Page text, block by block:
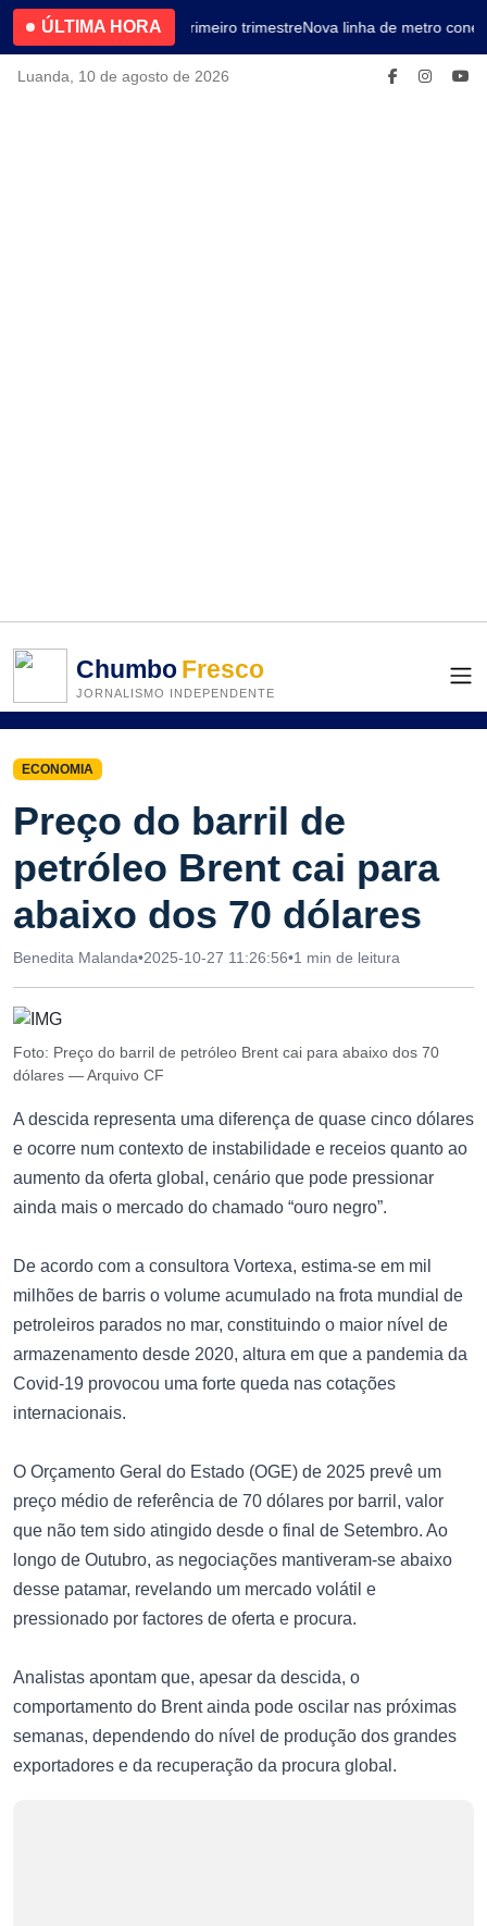
ÚLTIMA HORA4.2% no primeiro trimestreNova linha de metro
Luanda, 10 de agosto de 2026
ChumboFresco
JORNALISMO INDEPENDENTE
ECONOMIA
Preço do barril de
petróleo Brent cai para
abaixo dos 70 dólares
Benedita Malanda•2025-10-27 11:26:56•1 min de leitura
Foto: Preço do barril de petróleo Brent cai para abaixo dos 70
dólares — Arquivo CF
A descida representa uma diferença de quase cinco dólares
e ocorre num contexto de instabilidade e receios quanto ao
aumento da oferta global, cenário que pode pressionar
ainda mais o mercado do chamado “ouro negro”.
De acordo com a consultora Vortexa, estima-se em mil
milhões de barris o volume acumulado na frota mundial de
petroleiros parados no mar, constituindo o maior nível de
armazenamento desde 2020, altura em que a pandemia da
Covid-19 provocou uma forte queda nas cotações
internacionais.
O Orçamento Geral do Estado (OGE) de 2025 prevê um
preço médio de referência de 70 dólares por barril, valor
que não tem sido atingido desde o final de Setembro. Ao
longo de Outubro, as negociações mantiveram-se abaixo
desse patamar, revelando um mercado volátil e
pressionado por factores de oferta e procura.
Analistas apontam que, apesar da descida, o
comportamento do Brent ainda pode oscilar nas próximas
semanas, dependendo do nível de produção dos grandes
exportadores e da recuperação da procura global.